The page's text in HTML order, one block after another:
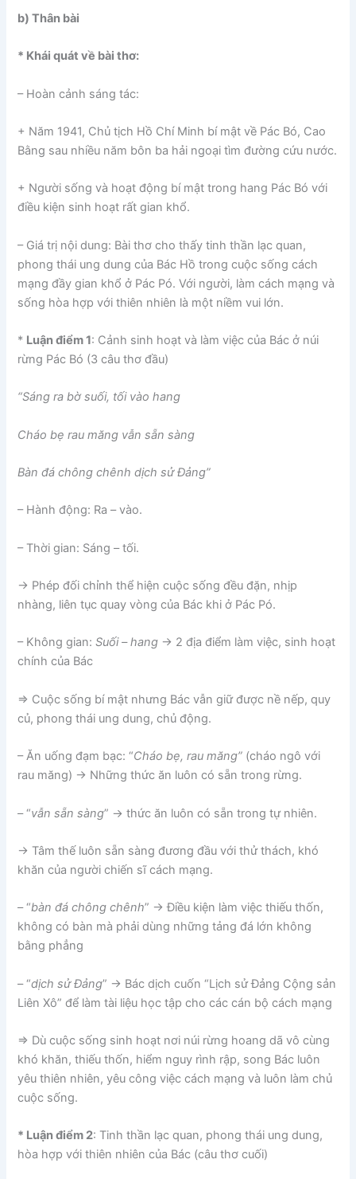
b) Thân bài
* Khái quát về bài thơ:
– Hoàn cảnh sáng tác:
+ Năm 1941, Chủ tịch Hồ Chí Minh bí mật về Pác Bó, Cao
Bằng sau nhiều năm bôn ba hải ngoại tìm đường cứu nước.
+ Người sống và hoạt động bí mật trong hang Pác Bó với
điều kiện sinh hoạt rất gian khổ.
– Giá trị nội dung: Bài thơ cho thấy tinh thần lạc quan,
phong thái ung dung của Bác Hồ trong cuộc sống cách
mạng đầy gian khổ ở Pác Pó. Với người, làm cách mạng và
sống hòa hợp với thiên nhiên là một niềm vui lớn.
* Luận điểm 1: Cảnh sinh hoạt và làm việc của Bác ở núi
rừng Pác Bó (3 câu thơ đầu)
“Sáng ra bờ suối, tối vào hang
Cháo bẹ rau măng vẫn sẵn sàng
Bàn đá chông chênh dịch sử Đảng”
– Hành động: Ra – vào.
– Thời gian: Sáng – tối.
-> Phép đối chỉnh thể hiện cuộc sống đều đặn, nhịp
nhàng, liên tục quay vòng của Bác khi ở Pác Pó.
– Không gian:Suối – hang -> 2 địa điểm làm việc, sinh hoạt
chính của Bác
=> Cuộc sống bí mật nhưng Bác vẫn giữ được nề nếp, quy
củ, phong thái ung dung, chủ động.
– Ăn uống đạm bạc: “Cháo bẹ, rau măng” (cháo ngô với
rau măng) -> Những thức ăn luôn có sẵn trong rừng.
– “vẫn sẵn sàng” -> thức ăn luôn có sẵn trong tự nhiên.
-> Tâm thế luôn sẵn sàng đương đầu với thử thách, khó
khăn của người chiến sĩ cách mạng.
– “bàn đá chông chênh” -> Điều kiện làm việc thiếu thốn,
không có bàn mà phải dùng những tảng đá lớn không
bằng phẳng
– “dịch sử Đảng” -> Bác dịch cuốn “Lịch sử Đảng Cộng sản
Liên Xô” để làm tài liệu học tập cho các cán bộ cách mạng
=> Dù cuộc sống sinh hoạt nơi núi rừng hoang dã vô cùng
khó khăn, thiếu thốn, hiểm nguy rình rập, song Bác luôn
yêu thiên nhiên, yêu công việc cách mạng và luôn làm chủ
cuộc sống.
* Luận điểm 2: Tinh thần lạc quan, phong thái ung dung,
hòa hợp với thiên nhiên của Bác (câu thơ cuối)